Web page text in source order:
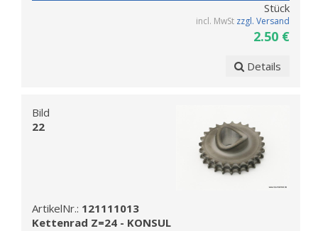
Stück
incl. MwSt zzgl. Versand
2.50 €
Details
Bild
22
ArtikelNr.: 121111013
Kettenrad Z=24 - KONSUL